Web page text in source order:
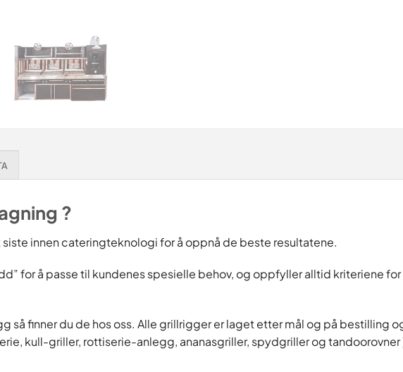
?
innen cateringteknologi for å oppnå de beste resultatene.
for å passe til kundenes spesielle behov, og oppfyller alltid kriteriene
finner du de hos oss. Alle grillrigger er laget etter mål og på bestilling
kull-griller, rottiserie-anlegg, ananasgriller, spydgriller og